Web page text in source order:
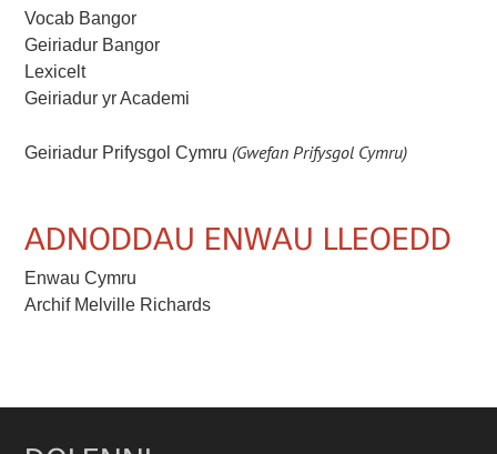
Vocab Bangor
Geiriadur Bangor
Lexicelt
Geiriadur yr Academi
Geiriadur Prifysgol Cymru (Gwefan Prifysgol Cymru)
ADNODDAU ENWAU LLEOEDD
Enwau Cymru
Archif Melville Richards